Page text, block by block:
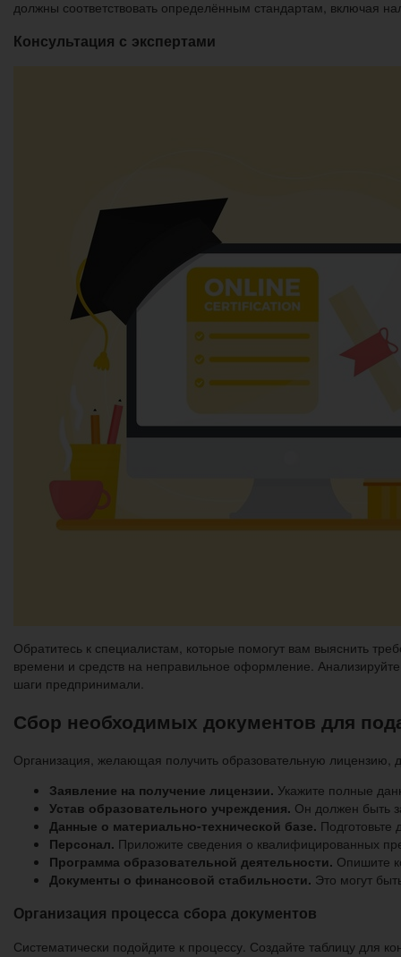
должны соответствовать определённым стандартам, включая
Консультация с экспертами
Обратитесь к специалистам, которые помогут вам выяснить
времени и средств на неправильное оформление.
шаги предпринимали.
Сбор необходимых документов для
Организация, желающая получить образовательную лицензию,
Заявление на получение лицензии. Укажите полные
Устав образовательного учреждения. Он должен быть
Данные о материально-технической базе.
Персонал. Приложите сведения о квалифицированных
Программа образовательной деятельности. Опишите
Документы о финансовой стабильности. Это могут
Организация процесса сбора документов
Систематически подойдите к процессу. Создайте таблицу для